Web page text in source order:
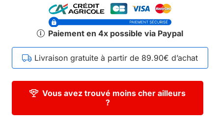
Paiement en 4x possible via Paypal
Livraison gratuite à partir de 89.90€ d’achat
Vous avez trouvé moins cher ailleurs
?